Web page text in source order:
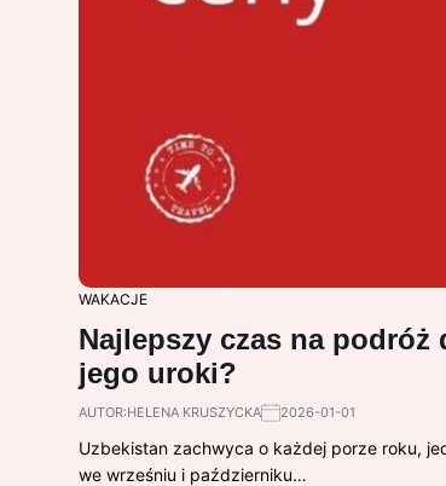
WAKACJE
Najlepszy czas na
jego uroki?
AUTOR:HELENA KRUSZYCKA 2026-01-01
Uzbekistan zachwyca o każdej porze roku,
we wrześniu i październiku…